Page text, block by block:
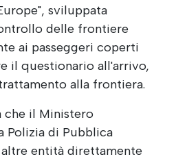
sviluppata
delle frontiere
ai passeggeri coperti
il questionario all'arrivo,
alla frontiera.
che il Ministero
Polizia di Pubblica
entità direttamente